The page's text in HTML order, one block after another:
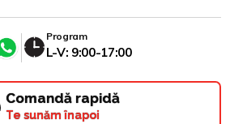
Program
L-V: 9:00-17:00
Comandă rapidă
Te sunăm înapoi